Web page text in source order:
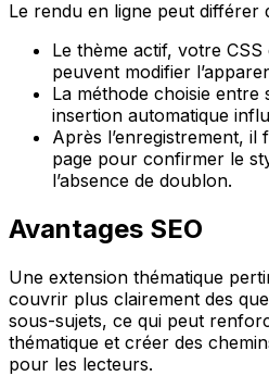
Le rendu en ligne peut différer
Le thème actif, votre
peuvent modifier
La méthode choisie entre
insertion automatique
Après l’enregistrement,
page pour confirmer le
l’absence de doublon.
Avantages SEO
Une extension thématique
couvrir plus clairement des
sous-sujets, ce qui peut
thématique et créer des
pour les lecteurs.